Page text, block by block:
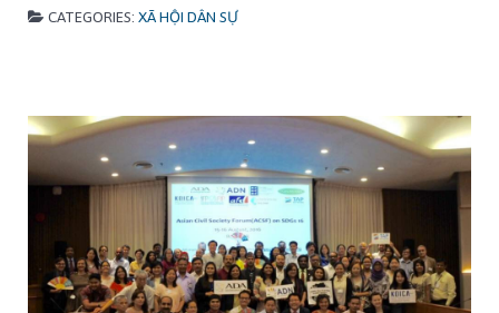
CATEGORIES: XÃ HỘI DÂN SỰ